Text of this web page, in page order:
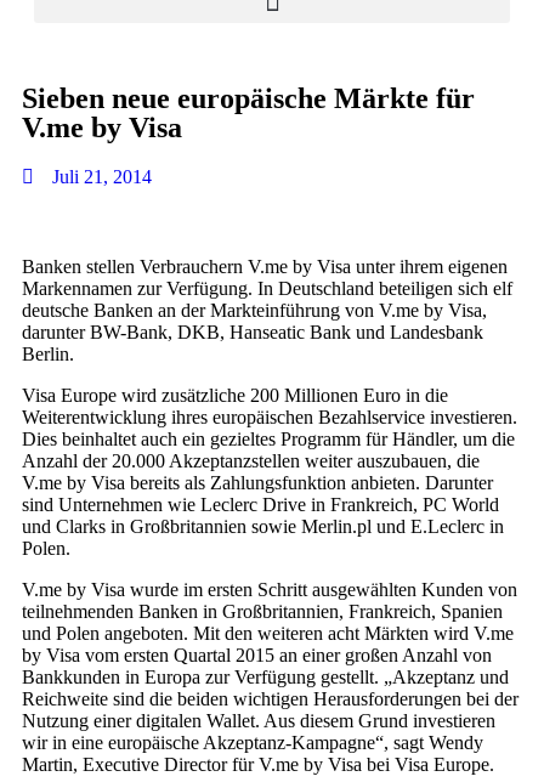
Sieben neue europäische Märkte für
V.me by Visa
Juli 21, 2014
Banken stellen Verbrauchern V.me by Visa unter ihrem eigenen
Markennamen zur Verfügung. In Deutschland beteiligen sich elf
deutsche Banken an der Markteinführung von V.me by Visa,
darunter BW-Bank, DKB, Hanseatic Bank und Landesbank
Berlin.
Visa Europe wird zusätzliche 200 Millionen Euro in die
Weiterentwicklung ihres europäischen Bezahlservice investieren.
Dies beinhaltet auch ein gezieltes Programm für Händler, um die
Anzahl der 20.000 Akzeptanzstellen weiter auszubauen, die
V.me by Visa bereits als Zahlungsfunktion anbieten. Darunter
sind Unternehmen wie Leclerc Drive in Frankreich, PC World
und Clarks in Großbritannien sowie Merlin.pl und E.Leclerc in
Polen.
V.me by Visa wurde im ersten Schritt ausgewählten Kunden von
teilnehmenden Banken in Großbritannien, Frankreich, Spanien
und Polen angeboten. Mit den weiteren acht Märkten wird V.me
by Visa vom ersten Quartal 2015 an einer großen Anzahl von
Bankkunden in Europa zur Verfügung gestellt. „Akzeptanz und
Reichweite sind die beiden wichtigen Herausforderungen bei der
Nutzung einer digitalen Wallet. Aus diesem Grund investieren
wir in eine europäische Akzeptanz-Kampagne“, sagt Wendy
Martin, Executive Director für V.me by Visa bei Visa Europe.